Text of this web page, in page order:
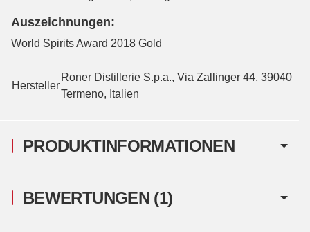
PRODUKTINFORMATIONEN
Auszeichnungen:
World Spirits Award 2018 Gold
Hersteller
Roner Distillerie S.p.a., Via Zallinger 44, 39040
Termeno, Italien
BEWERTUNGEN (1)